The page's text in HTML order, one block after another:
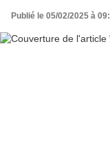
Publié le 05/02/2025 à